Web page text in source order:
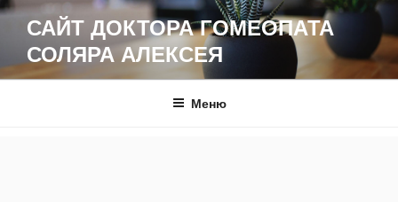
Перейти
содержимому
САЙТ ДОКТОРА ГОМЕОПАТА
СОЛЯРА АЛЕКСЕЯ
Меню